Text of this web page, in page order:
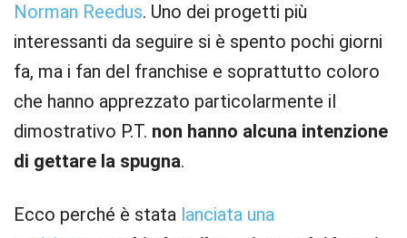
Norman Reedus. Uno dei progetti più
interessanti da seguire si è spento pochi giorni
fa, ma i fan del franchise e soprattutto coloro
che hanno apprezzato particolarmente il
dimostrativo P.T. non hanno alcuna intenzione
di gettare la spugna.
Ecco perché è stata lanciata una